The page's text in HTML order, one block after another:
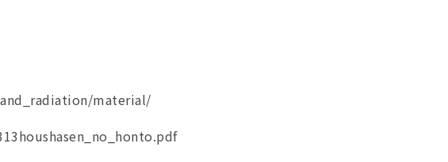
material/